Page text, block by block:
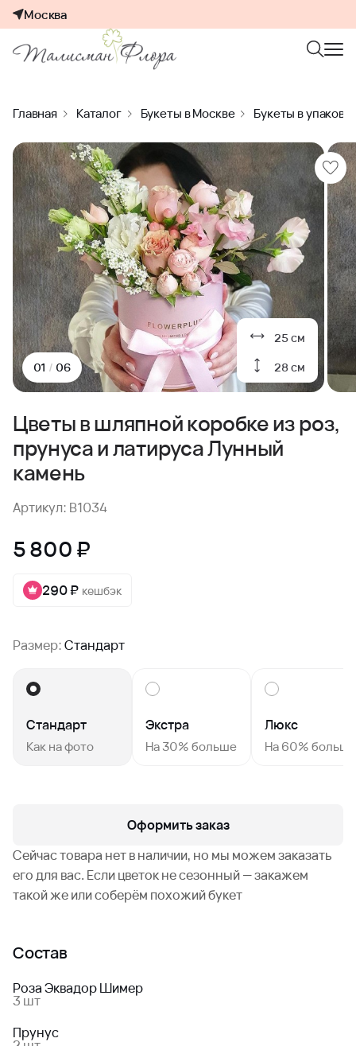
Москва
Главная Каталог Букеты в Москве Букеты в
25 см
28 см
01 / 06
Цветы в шляпной коробке из роз,
прунуса и латируса Лунный
камень
Артикул: B1034
5 800 ₽
290 ₽ кешбэк
Размер:Стандарт
Стандарт
Как на фото
Экстра
На 30% больше
Люкс
На 60% больше
Оформить заказ
Сейчас товара нет в наличии, но мы можем заказать
его для вас. Если цветок не сезонный — закажем
такой же или соберём похожий букет
Состав
Роза Эквадор Шимер
3 шт
Прунус